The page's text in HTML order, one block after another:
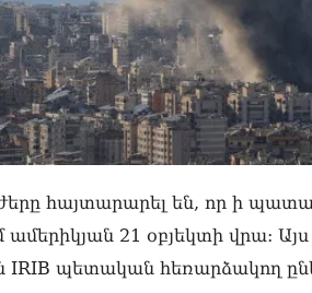
հայտարարել են, որ ի
21 օբյեկտի վրա:
պետական հեռարձակող